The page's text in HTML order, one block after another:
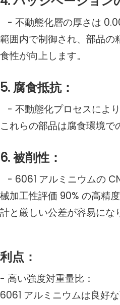
- 不動態化層の厚さは
範囲内で制御され、部品の
食性が向上します。
5. 腐食抵抗：
- 不動態化プロセスによ
これらの部品は腐食環境で
6. 被削性：
- 6061 アルミニウムの
械加工性評価 90% の高精
計と厳しい公差が容易にな
利点：
- 高い強度対重量比：
6061 アルミニウムは良好